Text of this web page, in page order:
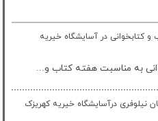
کتابخوانی در آسایشگاه خیریه
به مناسبت هفته کتاب و...
نیلوفری درآسایشگاه خیریه کهریزک